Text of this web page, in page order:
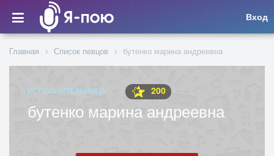
Вход
Главная Список певцов бутенко марина андреевна
ИСПОЛНИТЕЛЬНИЦА 200
бутенко марина андреевна